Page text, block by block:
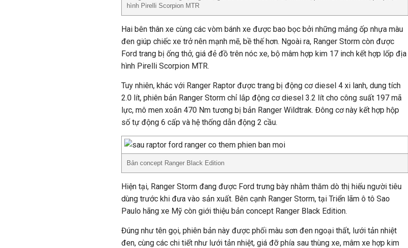
hình Pirelli Scorpion MTR
Hai bên thân xe cùng các vòm bánh xe được bao bọc bởi những mảng ốp nhựa màu
đen giúp chiếc xe trở nên mạnh mẽ, bề thế hơn. Ngoài ra, Ranger Storm còn được
Ford trang bị ống thở, giá đẻ đồ trên nóc xe, bộ mâm hợp kim 17 inch kết hợp lốp địa
hình Pirelli Scorpion MTR.
Tuy nhiên, khác với Ranger Raptor được trang bị động cơ diesel 4 xi lanh, dung tích
2.0 lít, phiên bản Ranger Storm chỉ lắp động cơ diesel 3.2 lít cho công suất 197 mã
lực, mô men xoắn 470 Nm tương bị bản Ranger Wildtrak. Đông cơ này kết hợp hộp
số tự động 6 cấp và hệ thống dẫn động 2 cầu.
Bản concept Ranger Black Edition
Hiện tại, Ranger Storm đang được Ford trưng bày nhằm thăm dò thị hiếu người tiêu
dùng trước khi đưa vào sản xuất. Bên cạnh Ranger Storm, tại Triển lãm ô tô Sao
Paulo hãng xe Mỹ còn giới thiệu bản concept Ranger Black Edition.
Đúng như tên gọi, phiên bản này được phối màu sơn đen ngoại thất, lưới tản nhiệt
đen, cùng các chi tiết như lưới tản nhiệt, giá đỡ phía sau thùng xe, mâm xe hợp kim